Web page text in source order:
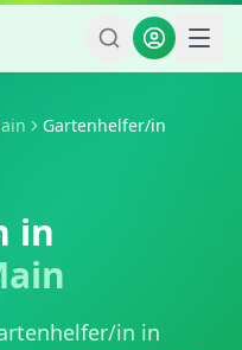
Gartenhelfer/in
in
in in